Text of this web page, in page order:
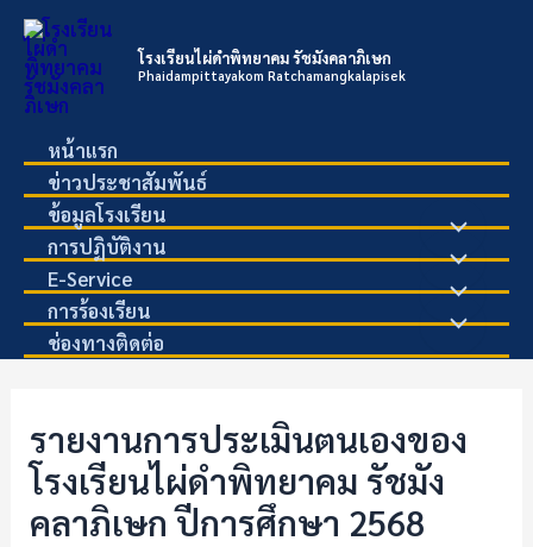
Skip
content
โรงเรียนไผ่ดำพิทยาคม รัชมังคลาภิเษก
Phaidampittayakom Ratchamangkalapisek
หน้าแรก
ข่าวประชาสัมพันธ์
ข้อมูลโรงเรียน
Menu
Toggle
การปฏิบัติงาน Menu
Toggle
E-Service Menu
Toggle
การร้องเรียน Menu
ช่องทางติดต่อ
รายงานการประเมินตนเองของ
โรงเรียนไผ่ดำพิทยาคม รัชมัง
คลาภิเษก ปีการศึกษา 2568